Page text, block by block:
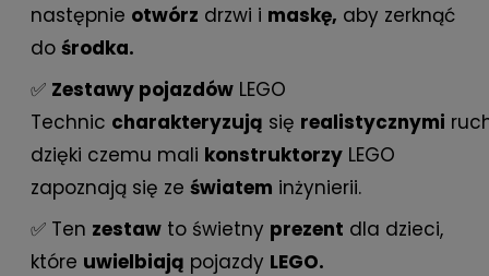
następnie otwórz drzwi i maskę, aby zerknąć
do środka.
✅ Zestawy pojazdów LEGO
Technic charakteryzują się realistycznymi
dzięki czemu mali konstruktorzy LEGO
zapoznają się ze światem inżynierii.
✅ Ten zestaw to świetny prezent dla dzieci,
które uwielbiają pojazdy LEGO.